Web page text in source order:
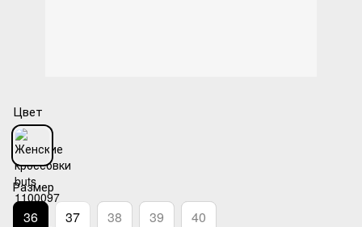
Цвет
Размер
36 37 38 39 40